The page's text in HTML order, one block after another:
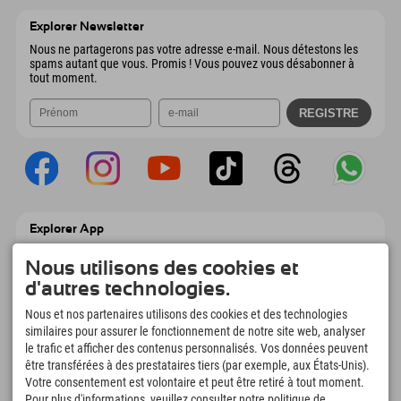
Explorer Newsletter
Nous ne partagerons pas votre adresse e-mail. Nous détestons les
spams autant que vous. Promis ! Vous pouvez vous désabonner à
tout moment.
Explorer App
Explorer à emporter avec aperçu de vos
réservations, liste de choses à faire, aperçu
des restaurants et bien plus encore.
Téléchargez-le maintenant !
L'heure des moments d'exploration
166 4.634 km
Nous utilisons des cookies et
d'autres technologies.
Nous et nos partenaires utilisons des cookies et des technologies
similaires pour assurer le fonctionnement de notre site web, analyser
le trafic et afficher des contenus personnalisés. Vos données peuvent
être transférées à des prestataires tiers (par exemple, aux États-Unis).
Votre consentement est volontaire et peut être retiré à tout moment.